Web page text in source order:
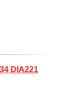
DIA221